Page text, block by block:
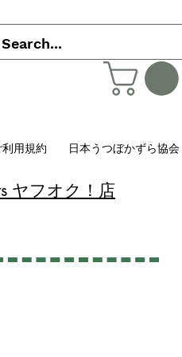
利用規約 日本うつぼかずら協会
ヤフオク！店